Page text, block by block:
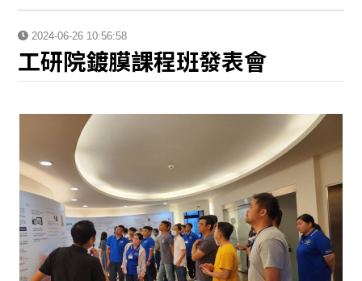
2024-06-26 10:56:58
工研院鍍膜課程班發表會